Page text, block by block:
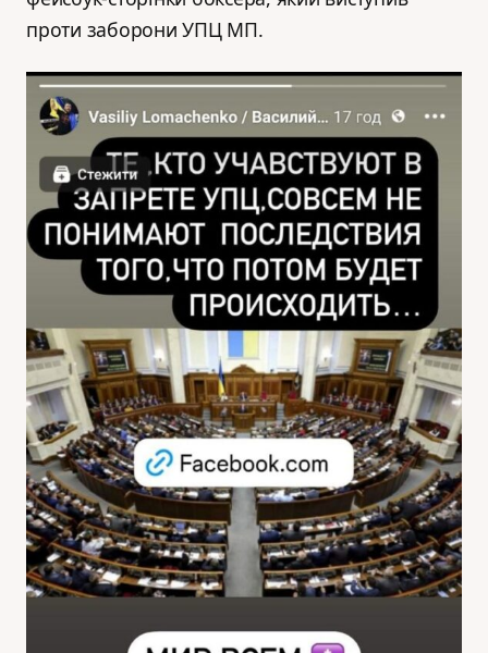
проти заборони УПЦ МП.